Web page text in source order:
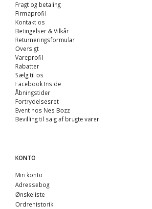
Fragt og betaling
Firmaprofil
Kontakt os
Betingelser & Vilkår
Returneringsformular
Oversigt
Vareprofil
Rabatter
Sælg til os
Facebook Inside
Åbningstider
Fortrydelsesret
Event hos Nes Bozz
Bevilling til salg af brugte varer.
KONTO
Min konto
Adressebog
Ønskeliste
Ordrehistorik